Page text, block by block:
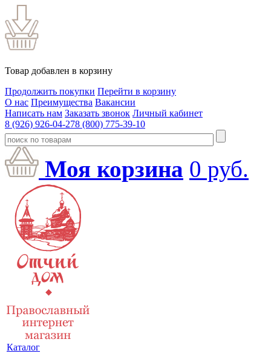
Товар добавлен в корзину
Продолжить покупки Перейти в корзину
О нас Преимущества Вакансии
Написать нам Заказать звонок Личный кабинет
8 (926) 926-04-278 (800) 775-39-10
Моя корзина 0 руб.
Каталог